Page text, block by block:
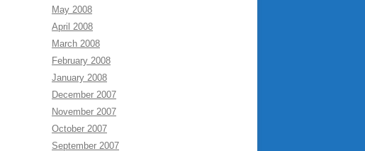
May 2008
April 2008
March 2008
February 2008
January 2008
December 2007
November 2007
October 2007
September 2007